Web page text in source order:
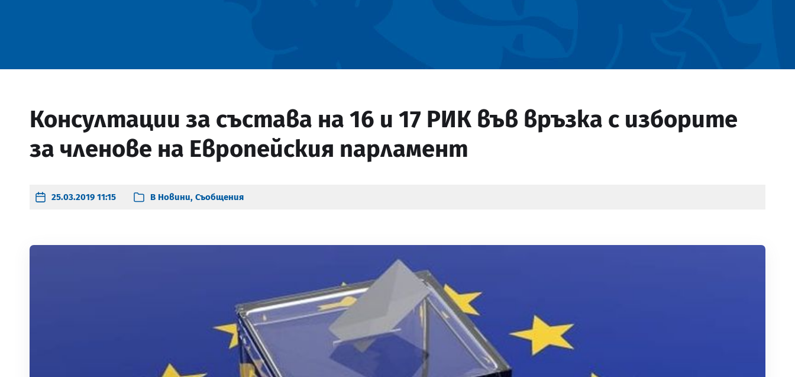
Консултации за състава на 16 и 17 РИК във връзка с изборите
за членове на Европейския парламент
25.03.2019 11:15 В Новини, Съобщения